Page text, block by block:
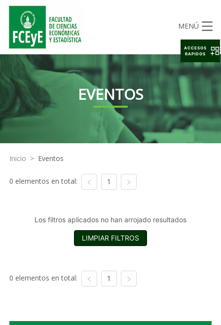
MENÚ
EVENTOS
Inicio > Eventos
0 elementos en total: 1
Los filtros aplicados no han arrojado resultados
LIMPIAR FILTROS
0 elementos en total: 1
ACCESOS
RAPIDOS